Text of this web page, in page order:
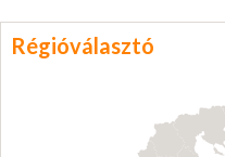
Régióválasztó